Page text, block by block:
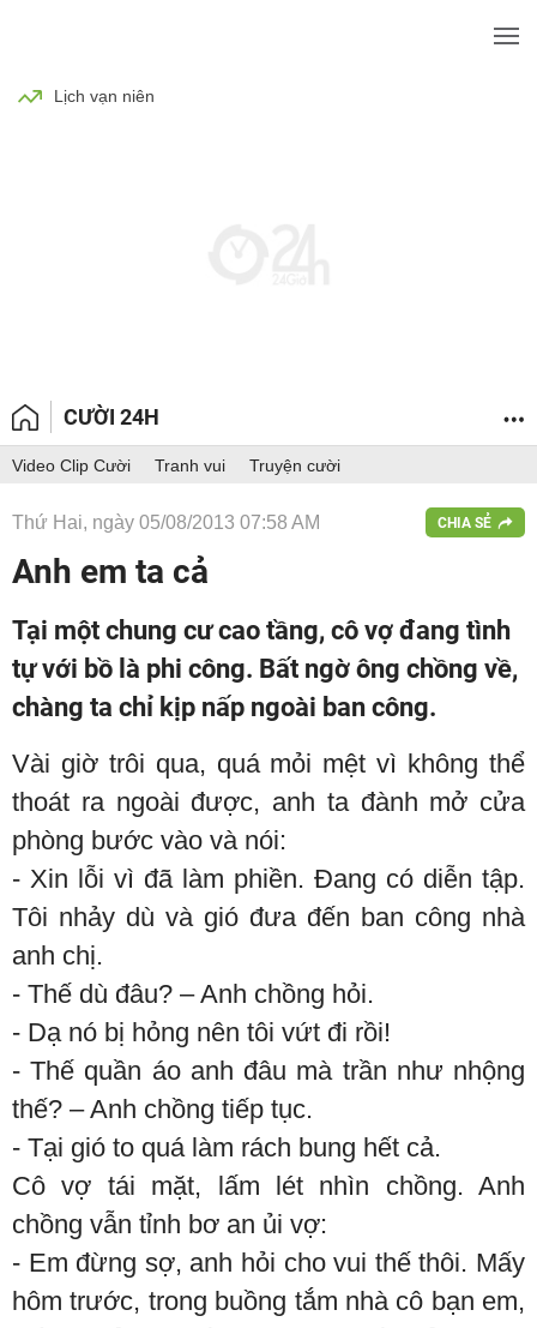
Lịch vạn niên
CƯỜI 24H
Video Clip Cười Tranh vui Truyện cười
Thứ Hai, ngày 05/08/2013 07:58 AM CHIA SẺ
Anh em ta cả
Tại một chung cư cao tầng, cô vợ đang tình
tự với bồ là phi công. Bất ngờ ông chồng về,
chàng ta chỉ kịp nấp ngoài ban công.
Vài giờ trôi qua, quá mỏi mệt vì không thể
thoát ra ngoài được, anh ta đành mở cửa
phòng bước vào và nói:
- Xin lỗi vì đã làm phiền. Đang có diễn tập.
Tôi nhảy dù và gió đưa đến ban công nhà
anh chị.
- Thế dù đâu? – Anh chồng hỏi.
- Dạ nó bị hỏng nên tôi vứt đi rồi!
- Thế quần áo anh đâu mà trần như nhộng
thế? – Anh chồng tiếp tục.
- Tại gió to quá làm rách bung hết cả.
Cô vợ tái mặt, lấm lét nhìn chồng. Anh
chồng vẫn tỉnh bơ an ủi vợ:
- Em đừng sợ, anh hỏi cho vui thế thôi. Mấy
hôm trước, trong buồng tắm nhà cô bạn em,